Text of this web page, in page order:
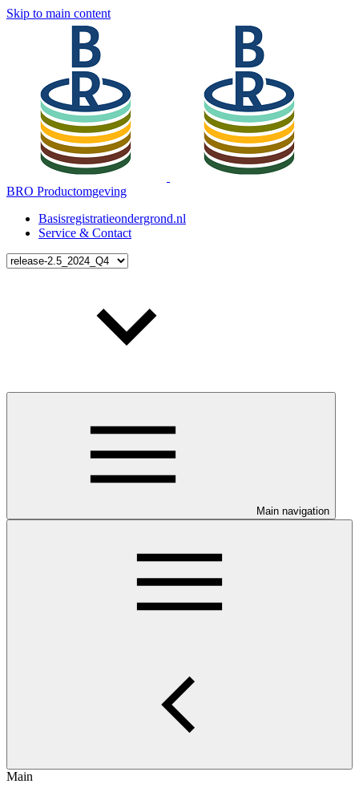
Skip to main content
BRO Productomgeving
Basisregistratieondergrond.nl
Service & Contact
Main navigation
Main